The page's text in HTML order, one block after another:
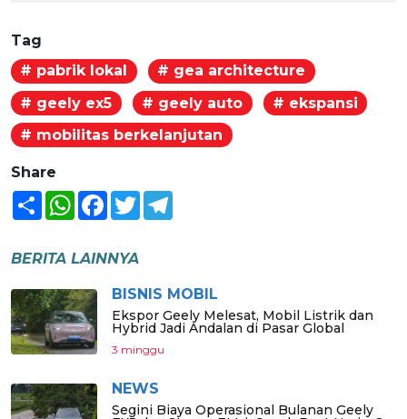
Tag
# pabrik lokal
# gea architecture
# geely ex5
# geely auto
# ekspansi
# mobilitas berkelanjutan
Share
Share WhatsAppFacebook
Twitter
BERITA LAINNYA
BISNIS MOBIL
Ekspor Geely Melesat, Mobil Listrik dan
Hybrid Jadi Andalan di Pasar Global
3 minggu
NEWS
Segini Biaya Operasional Bulanan Geely